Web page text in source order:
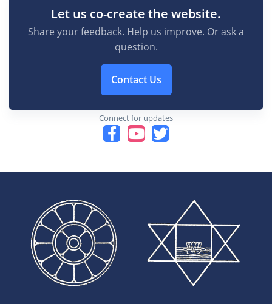
Let us co-create the website.
Share your feedback. Help us improve. Or ask a
question.
Contact Us
Connect for updates